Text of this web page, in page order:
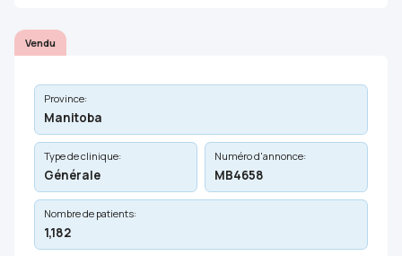
Vendu
Province:
Manitoba
Type de clinique:
Générale
Numéro d'annonce:
MB4658
Nombre de patients:
1,182